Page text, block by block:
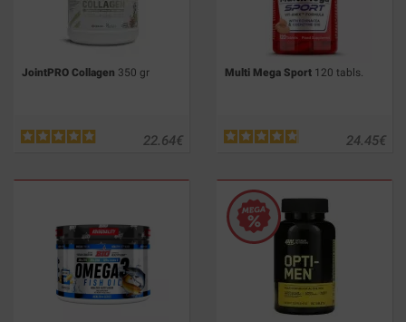
JointPRO Collagen 350 gr
€
22.64
Multi Mega Sport 120 tabls.
€
24.45